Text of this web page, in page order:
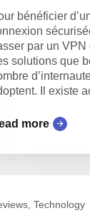
bénéficier
par un VPN
solutions que
Il existe
more
Technology